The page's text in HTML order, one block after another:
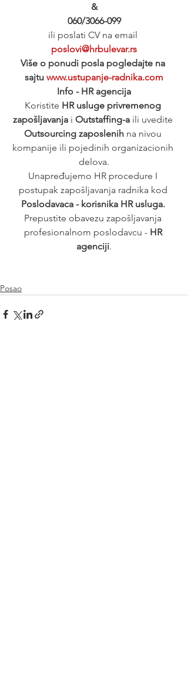
&
060/3066-099
ili poslati CV na email
poslovi@hrbulevar.rs
Više o ponudi posla pogledajte na
sajtu www.ustupanje-radnika.com
Info - HR agencija
Koristite HR usluge privremenog
zapošljavanja i Outstaffing-a ili uvedite
Outsourcing zaposlenih na nivou
kompanije ili pojedinih organizacionih
delova.
Unapređujemo HR procedure I
postupak zapošljavanja radnika kod
Poslodavaca - korisnika HR usluga.
Prepustite obavezu zapošljavanja
profesionalnom poslodavcu - HR
agenciji.
Posao